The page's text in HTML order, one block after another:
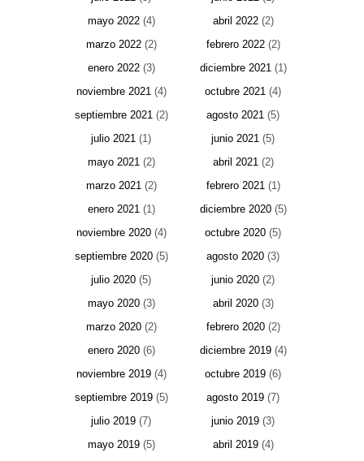
mayo 2022(4) abril 2022(2)
marzo 2022(2) febrero 2022(2)
enero 2022(3) diciembre 2021(1)
noviembre 2021(4) octubre 2021 (4)
septiembre 2021(2) agosto 2021 (5)
julio 2021 (1) junio 2021 (5)
mayo 2021(2) abril 2021(2)
marzo 2021(2) febrero 2021(1)
enero 2021(1) diciembre 2020(5)
noviembre 2020(4) octubre 2020 (5)
septiembre 2020(5) agosto 2020 (3)
julio 2020 (5) junio 2020 (2)
mayo 2020(3) abril 2020(3)
marzo 2020(2) febrero 2020(2)
enero 2020(6) diciembre 2019(4)
noviembre 2019(4) octubre 2019 (6)
septiembre 2019(5) agosto 2019 (7)
julio 2019 (7) junio 2019 (3)
mayo 2019(5) abril 2019(4)